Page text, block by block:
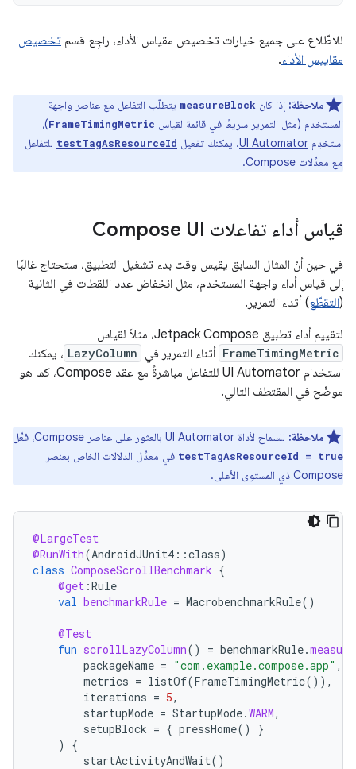
للاطّلاع على جميع خيارات تخصيص مقياس الأداء، راجِع قسم تخصيص
مقاييس الأداء.
ملاحظة: إذا كان measureBlock يتطلّب التفاعل مع عناصر واجهة
المستخدم (مثل التمرير سريعًا في قائمة لقياس FrameTimingMetric)،
استخدِم UI Automator. يمكنك تفعيل testTagAsResourceId للتفاعل
مع معدِّلات Compose.
قياس أداء تفاعلات Compose UI
في حين أنّ المثال السابق يقيس وقت بدء تشغيل التطبيق، ستحتاج غالبًا
إلى قياس أداء واجهة المستخدم، مثل انخفاض عدد اللقطات في الثانية
(التقطّع) أثناء التمرير.
لتقييم أداء تطبيق Jetpack Compose، مثلاً لقياس
FrameTimingMetric أثناء التمرير في LazyColumn ، يمكنك
استخدام UI Automator للتفاعل مباشرةً مع عقد Compose، كما هو
موضّح في المقتطف التالي.
ملاحظة: للسماح لأداة UI Automator بالعثور على عناصر Compose، فعِّل
testTagAsResourceId = true في معدِّل الدلالات الخاص بعنصر
Compose ذي المستوى الأعلى.
@LargeTest
@RunWith(AndroidJUnit4 ::class)
class ComposeScrollBenchmark {
@get :Rule
val benchmarkRule = MacrobenchmarkRule()
@Test
fun scrollLazyColumn() = benchmarkRule.
packageName = "com.example.compose.app" ,
metrics = listOf(FrameTimingMetric()),
iterations = 5,
startupMode = StartupMode.WARM,
setupBlock = { pressHome()
}
)
{
startActivityAndWait()